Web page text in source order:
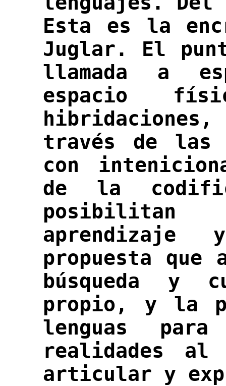
Esta es la
Juglar. El
llamada a
espacio
través de las
con
de la
posibilitan
propuesta
búsqueda y
propio, y la
lenguas
realidades al
articular y